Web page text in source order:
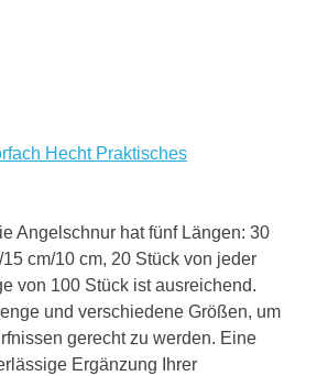
Hecht Praktisches
Angelschnur hat fünf Längen: 30
cm/10 cm, 20 Stück von jeder
von 100 Stück ist ausreichend.
und verschiedene Größen, um
gerecht zu werden. Eine
Ergänzung Ihrer